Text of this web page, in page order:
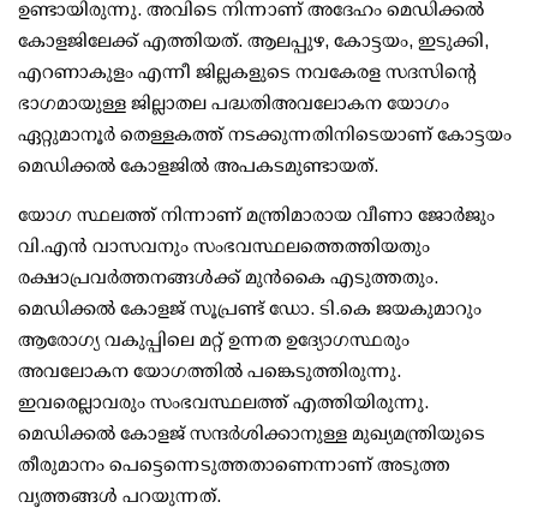
ഉണ്ടായിരുന്നു. അവിടെ നിന്നാണ് അദേഹം മെഡിക്കല്‍
കോളജിലേക്ക് എത്തിയത്. ആലപ്പുഴ, കോട്ടയം, ഇടുക്കി,
എറണാകുളം എന്നീ ജില്ലകളുടെ നവകേരള സദസിന്റെ
ഭാഗമായുള്ള ജില്ലാതല പദ്ധതിഅവലോകന യോഗം
ഏറ്റുമാനൂര്‍ തെള്ളകത്ത് നടക്കുന്നതിനിടെയാണ് കോട്ടയം
മെഡിക്കല്‍ കോളജില്‍ അപകടമുണ്ടായത്.
യോഗ സ്ഥലത്ത് നിന്നാണ് മന്ത്രിമാരായ വീണാ ജോര്‍ജും
വി.എന്‍ വാസവനും സംഭവസ്ഥലത്തെത്തിയതും
രക്ഷാപ്രവര്‍ത്തനങ്ങള്‍ക്ക് മുന്‍കൈ എടുത്തതും.
മെഡിക്കല്‍ കോളജ് സൂപ്രണ്ട് ഡോ. ടി.കെ ജയകുമാറും
ആരോഗ്യ വകുപ്പിലെ മറ്റ് ഉന്നത ഉദ്യോഗസ്ഥരും
അവലോകന യോഗത്തില്‍ പങ്കെടുത്തിരുന്നു.
ഇവരെല്ലാവരും സംഭവസ്ഥലത്ത് എത്തിയിരുന്നു.
മെഡിക്കല്‍ കോളജ് സന്ദര്‍ശിക്കാനുള്ള മുഖ്യമന്ത്രിയുടെ
തീരുമാനം പെട്ടെന്നെടുത്തതാണെന്നാണ് അടുത്ത
വൃത്തങ്ങള്‍ പറയുന്നത്.